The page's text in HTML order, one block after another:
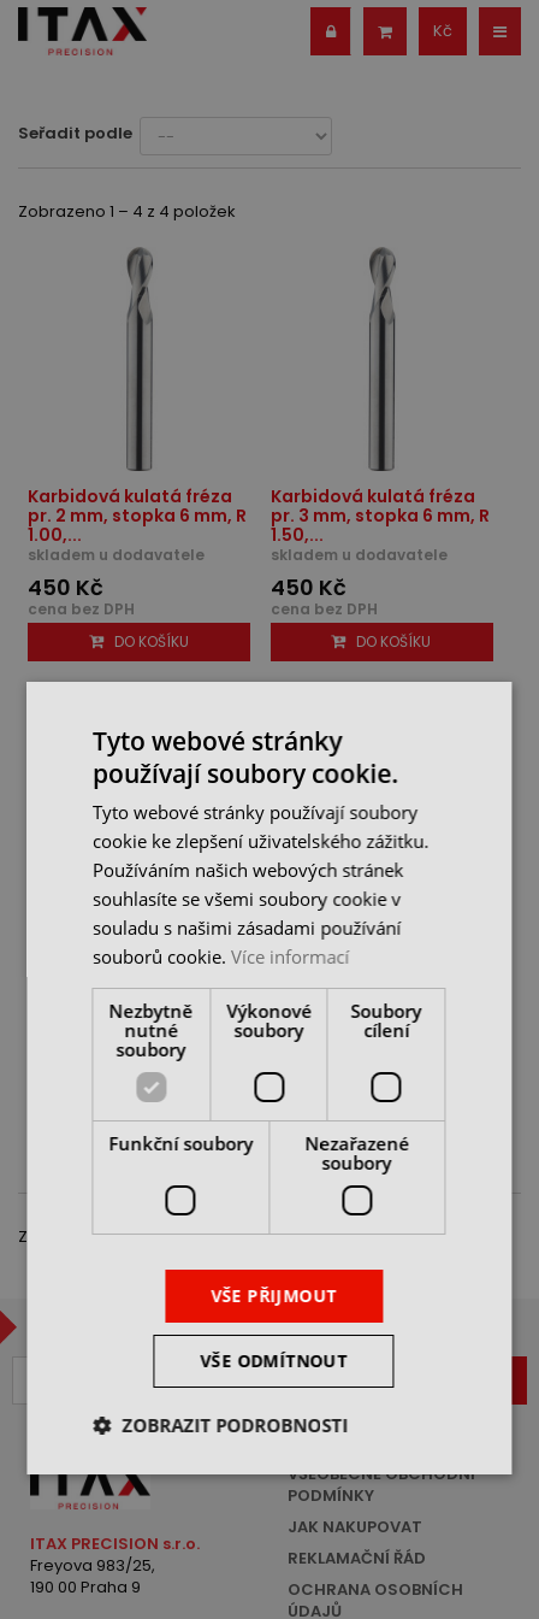
Kč
Seřadit podle
Zobrazeno 1 – 4 z 4 položek
Karbidová kulatá fréza
pr. 2 mm, stopka 6 mm, R
1.00,...
skladem u dodavatele
450 Kč
cena bez DPH
DO KOŠÍKU
Karbidová kulatá fréza
pr. 3 mm, stopka 6 mm, R
1.50,...
skladem u dodavatele
450 Kč
cena bez DPH
DO KOŠÍKU
pr. 4 mm, stopka 6 mm, R
skladem u dodavatele
DO KOŠÍKU
pr. 6 mm, stopka 6 mm, R
3.00,...
skladem u dodavatele
430 Kč
cena bez DPH
DO KOŠÍKU
Zobrazeno 1 – 4 z 4 položek
CHCETE BÝT V OBRAZE?
ITAX PRECISION s.r.o.
Freyova 983/25,
190 00 Praha 9
VŠEOBECNÉ OBCHODNÍ
PODMÍNKY
JAK NAKUPOVAT
REKLAMAČNÍ ŘÁD
OCHRANA OSOBNÍCH
ÚDAJŮ
Tyto webové stránky
používají soubory cookie.
Tyto webové stránky používají soubory
cookie ke zlepšení uživatelského zážitku.
Používáním našich webových stránek
souhlasíte se všemi soubory cookie v
souladu s našimi zásadami používání
souborů cookie.Více informací
Nezbytně
nutné
soubory
Výkonové
soubory
Soubory
cílení
Funkční soubory
Nezařazené
soubory
VŠE PŘIJMOUT
VŠE ODMÍTNOUT
ZOBRAZIT PODROBNOSTI